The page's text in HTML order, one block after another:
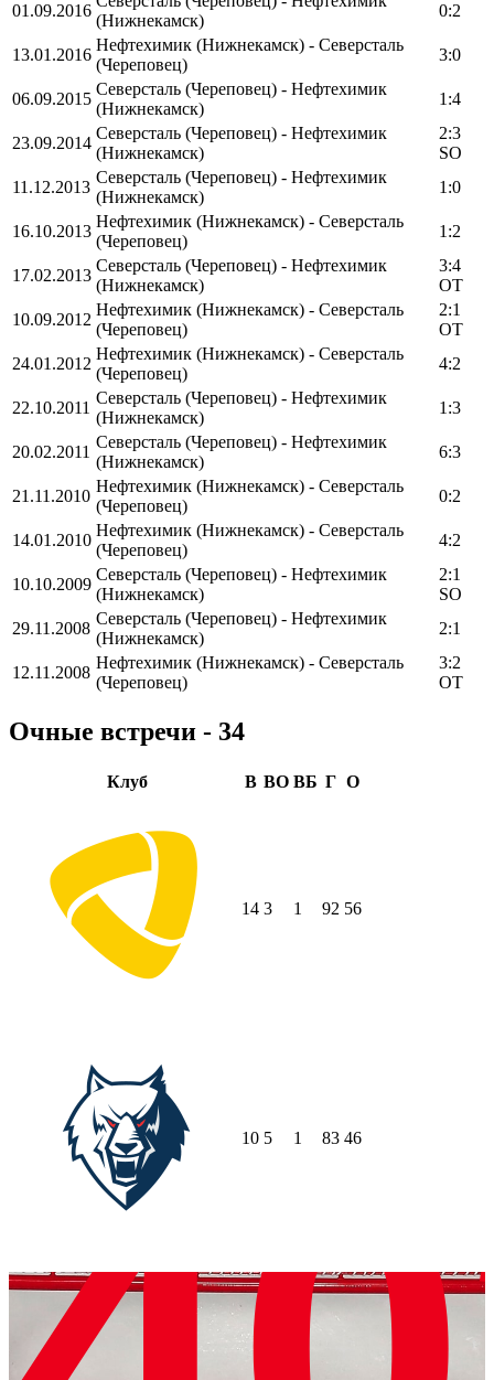
01.09.2016
(Нижнекамск)
0:2
13.01.2016
Нефтехимик (Нижнекамск) - Северсталь
(Череповец)
3:0
06.09.2015
Северсталь (Череповец) - Нефтехимик
(Нижнекамск)
1:4
23.09.2014
Северсталь (Череповец) - Нефтехимик
(Нижнекамск)
2:3
SO
11.12.2013
Северсталь (Череповец) - Нефтехимик
(Нижнекамск)
1:0
16.10.2013
Нефтехимик (Нижнекамск) - Северсталь
(Череповец)
1:2
17.02.2013
Северсталь (Череповец) - Нефтехимик
(Нижнекамск)
3:4
OT
10.09.2012
Нефтехимик (Нижнекамск) - Северсталь
(Череповец)
2:1
OT
24.01.2012
Нефтехимик (Нижнекамск) - Северсталь
(Череповец)
4:2
22.10.2011
Северсталь (Череповец) - Нефтехимик
(Нижнекамск)
1:3
20.02.2011
Северсталь (Череповец) - Нефтехимик
(Нижнекамск)
6:3
21.11.2010
Нефтехимик (Нижнекамск) - Северсталь
(Череповец)
0:2
14.01.2010
Нефтехимик (Нижнекамск) - Северсталь
(Череповец)
4:2
10.10.2009
Северсталь (Череповец) - Нефтехимик
(Нижнекамск)
2:1
SO
29.11.2008
Северсталь (Череповец) - Нефтехимик
(Нижнекамск)
2:1
12.11.2008
Нефтехимик (Нижнекамск) - Северсталь
(Череповец)
3:2
OT
Очные встречи - 34
Клуб В ВО ВБ Г О
14 3 1 92 56
10 5 1 83 46